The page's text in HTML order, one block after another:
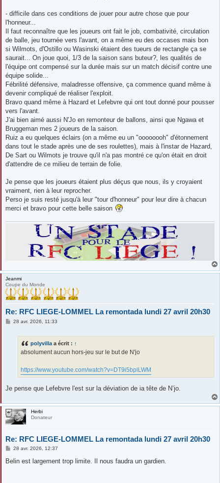
- difficile dans ces conditions de jouer pour autre chose que pour
l'honneur...
Il faut reconnaître que les joueurs ont fait le job, combativité, circulation
de balle, jeu tournée vers l'avant, on a même eu des occases mais bon
si Wilmots, d'Ostillo ou Wasinski étaient des tueurs de rectangle ça se
saurait... On joue quoi, 1/3 de la saison sans buteur?, les qualités de
l'équipe ont compensé sur la durée mais sur un match décisif contre une
équipe solide...
Fébrilité défensive, maladresse offensive, ça commence quand même à
devenir compliqué de réaliser l'exploit.
Bravo quand même à Hazard et Lefebvre qui ont tout donné pour pousser
vers l'avant.
J'ai bien aimé aussi N'Jo en remonteur de ballons, ainsi que Ngawa et
Bruggeman mes 2 joueurs de la saison.
Ruiz a eu quelques éclairs (on a même eu un "oooooooh" d'étonnement
dans tout le stade après une de ses roulettes), mais à l'instar de Hazard,
De Sart ou Wilmots je trouve qu'il n'a pas montré ce qu'on était en droit
d'attendre de ce milieu de terrain de folie.
Je pense que les joueurs étaient plus déçus que nous, ils y croyaient
vraiment, rien à leur reprocher.
Perso je suis resté jusqu'à leur "tour d'honneur" pour leur dire à chacun
merci et bravo pour cette belle saison
Jeanmi
Coupe du Monde
Re: RFC LIEGE-LOMMEL La remontada lundi 27 avril 20h30
M28 avr. 2026, 11:33
polyvilla a écrit : ↑
absolument aucun hors-jeu sur le but de N'jo
https://www.youtube.com/watch?v=DT9i5bplLWM
Je pense que Lefebvre l'est sur la déviation de ia tête de N’jo.
Herbi
Donateur
Re: RFC LIEGE-LOMMEL La remontada lundi 27 avril 20h30
M
s
28 avr. 2026, 12:37
Belin est largement trop limite. Il nous faudra un gardien.